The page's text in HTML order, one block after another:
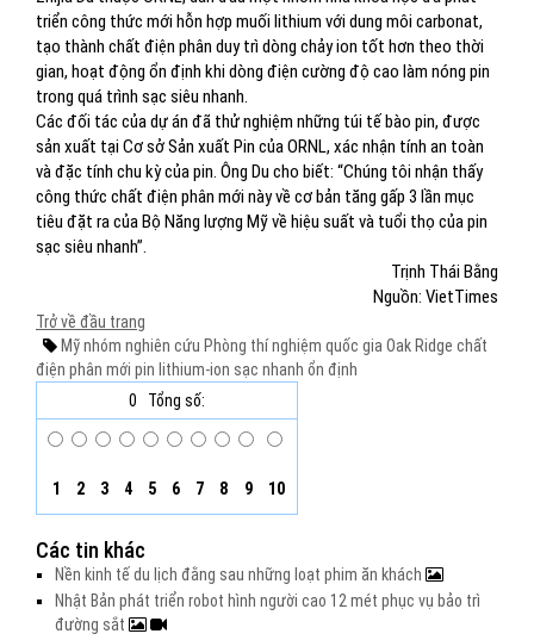
triển công thức mới hỗn hợp muối lithium với dung môi carbonat,
tạo thành chất điện phân duy trì dòng chảy ion tốt hơn theo thời
gian, hoạt động ổn định khi dòng điện cường độ cao làm nóng pin
trong quá trình sạc siêu nhanh.
Các đối tác của dự án đã thử nghiệm những túi tế bào pin, được
sản xuất tại Cơ sở Sản xuất Pin của ORNL, xác nhận tính an toàn
và đặc tính chu kỳ của pin. Ông Du cho biết: “Chúng tôi nhận thấy
công thức chất điện phân mới này về cơ bản tăng gấp 3 lần mục
tiêu đặt ra của Bộ Năng lượng Mỹ về hiệu suất và tuổi thọ của pin
sạc siêu nhanh”.
Trịnh Thái Bằng
Nguồn: VietTimes
Trở về đầu trang
Mỹnhóm nghiên cứu Phòng thí nghiệm quốc gia Oak Ridge chất
điện phân mới pin lithium-ion sạc nhanh ổn định
0
Tổng số:
1 2 3 4 5 6 7 8 9 10
Các tin khác
Nền kinh tế du lịch đằng sau những loạt phim ăn khách
Nhật Bản phát triển robot hình người cao 12 mét phục vụ bảo trì
đường sắt